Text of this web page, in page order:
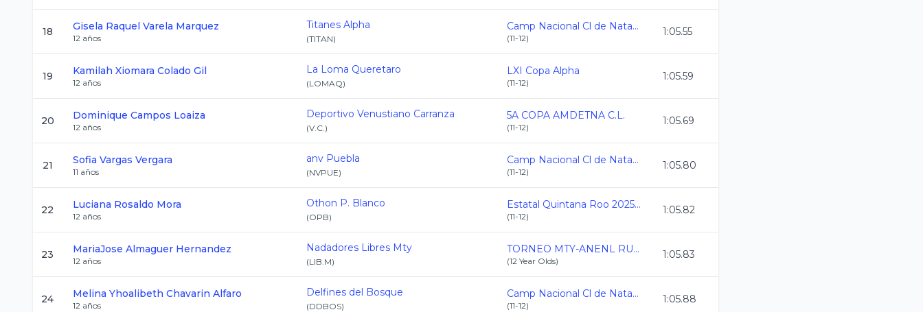
18 Gisela Raquel Varela Marquez
12 años
Titanes Alpha
(TITAN)
Camp Nacional Cl de Natacion y Aguas Abiertas
(11-12)
1:05.55
19 Kamilah Xiomara Colado Gil
12 años
La Loma Queretaro
(LOMAQ)
LXI Copa Alpha
(11-12)
1:05.59
20 Dominique Campos Loaiza
12 años
Deportivo Venustiano Carranza
(V.C.)
5A COPA AMDETNA C.L.
(11-12)
1:05.69
21 Sofia Vargas Vergara
11 años
anv Puebla
(NVPUE)
Camp Nacional Cl de Natacion y Aguas Abiertas
(11-12)
1:05.80
22 Luciana Rosaldo Mora
12 años
Othon P. Blanco
(OPB)
Estatal Quintana Roo 2025 CL
(11-12)
1:05.82
23 MariaJose Almaguer Hernandez
12 años
Nadadores Libres Mty
(LIB.M)
TORNEO MTY-ANENL RUMBO NACIONALES CONADE 2025
(12 Year Olds)
1:05.83
24 Melina Yhoalibeth Chavarin Alfaro
12 años
Delfines del Bosque
(DDBOS)
Camp Nacional Cl de Natacion y Aguas Abiertas
(11-12)
1:05.88